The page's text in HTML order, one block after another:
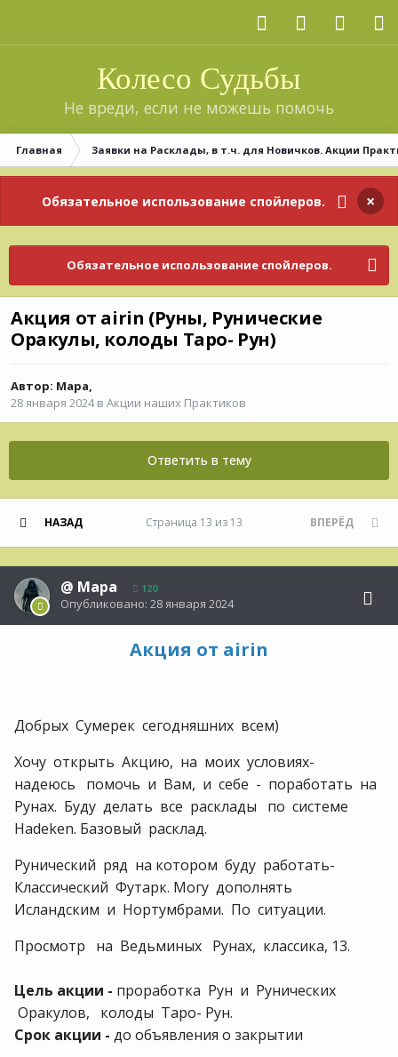
Колесо Судьбы
Не вреди, если не можешь помочь
Главная Заявки на Расклады, в т.ч. для Новичков. Акции
Обязательное использование спойлеров. ×
Обязательное использование спойлеров.
Акция от airin (Руны, Рунические
Оракулы, колоды Таро- Рун)
Автор: Мара,
28 января 2024в Акции наших Практиков
Ответить в тему
НАЗАД ВПЕРЁД
Страница 13 из 13
@ Мара 120
Опубликовано: 28 января 2024
Акция от airin
Добрых Сумерек сегодняшних всем)
Хочу открыть Акцию, на моих условиях-
надеюсь помочь и Вам, и себе - поработать на
Рунах. Буду делать все расклады по системе
Hadeken. Базовый расклад.
Рунический ряд на котором буду работать-
Классический Футарк. Могу дополнять
Исландским и Нортумбрами. По ситуации.
Просмотр на Ведьминых Рунах, классика, 13.
Цель акции - проработка Рун и Рунических
Оракулов, колоды Таро- Рун.
Срок акции - до объявления о закрытии